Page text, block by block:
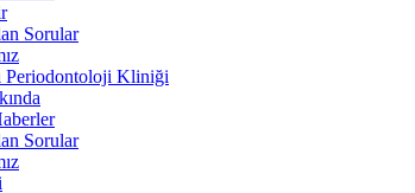
Sorular
Periodontoloji Kliniği
Sorular